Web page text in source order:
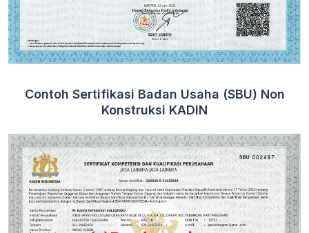
Contoh Sertifikasi Badan Usaha (SBU) Non
Konstruksi KADIN